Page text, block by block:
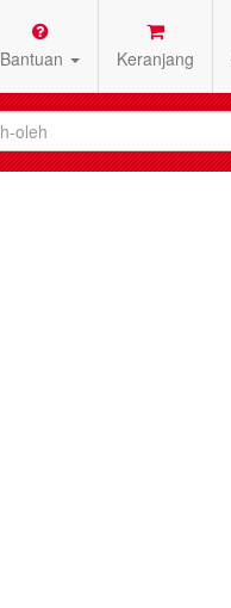
Bantuan Keranjang